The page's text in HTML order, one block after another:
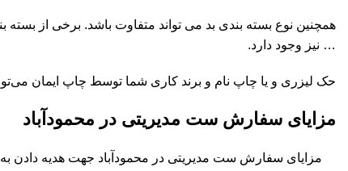
همچنین نوع بسته بندی بد می تواند متفاوت باشد. برخی از
… نیز وجود دارد.
حک لیزری و یا چاپ نام و برند کاری شما توسط چاپ ایمان
مزایای سفارش ست مدیریتی در محمودآباد
مزایای سفارش ست مدیریتی در محمودآباد جهت هدیه دادن